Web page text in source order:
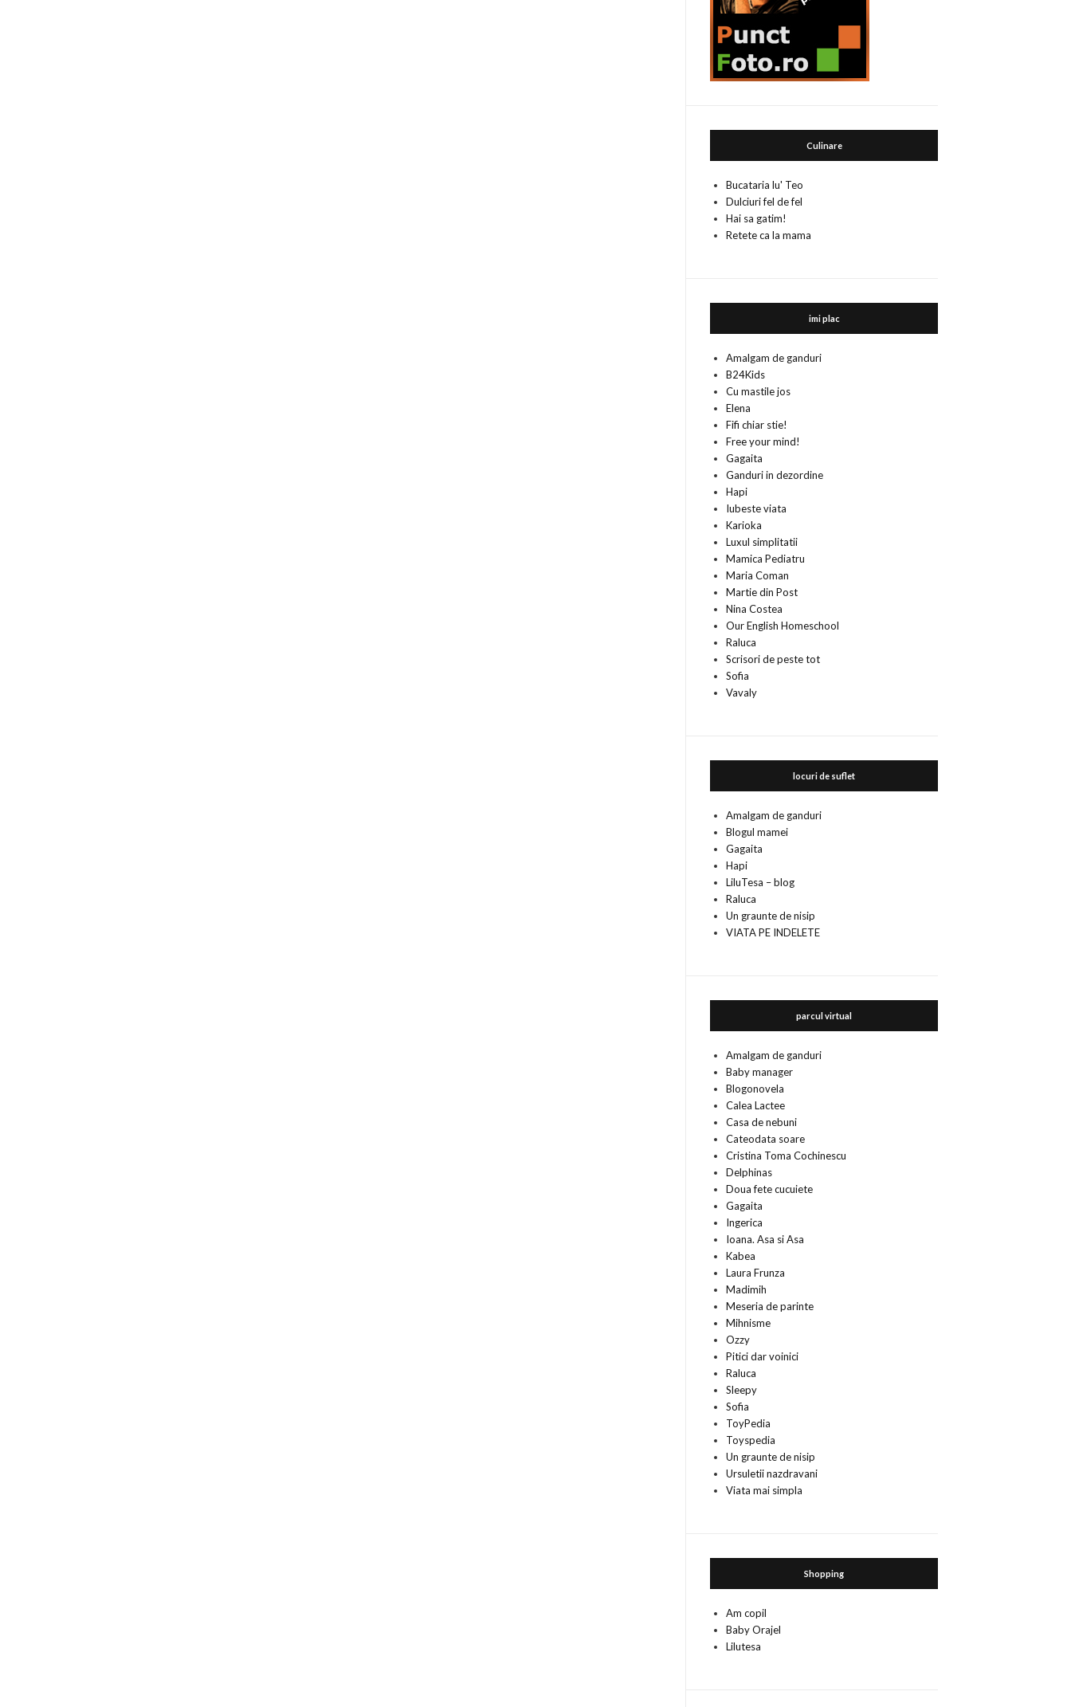
Culinare
Bucataria lu' Teo
Dulciuri fel de fel
Hai sa gatim!
Retete ca la mama
imi plac
Amalgam de ganduri
B24Kids
Cu mastile jos
Elena
Fifi chiar stie!
Free your mind!
Gagaita
Ganduri in dezordine
Hapi
Iubeste viata
Karioka
Luxul simplitatii
Mamica Pediatru
Maria Coman
Martie din Post
Nina Costea
Our English Homeschool
Raluca
Scrisori de peste tot
Sofia
Vavaly
locuri de suflet
Amalgam de ganduri
Blogul mamei
Gagaita
Hapi
LiluTesa – blog
Raluca
Un graunte de nisip
VIATA PE INDELETE
parcul virtual
Amalgam de ganduri
Baby manager
Blogonovela
Calea Lactee
Casa de nebuni
Cateodata soare
Cristina Toma Cochinescu
Delphinas
Doua fete cucuiete
Gagaita
Ingerica
Ioana. Asa si Asa
Kabea
Laura Frunza
Madimih
Meseria de parinte
Mihnisme
Ozzy
Pitici dar voinici
Raluca
Sleepy
Sofia
ToyPedia
Toyspedia
Un graunte de nisip
Ursuletii nazdravani
Viata mai simpla
Shopping
Am copil
Baby Orajel
Lilutesa